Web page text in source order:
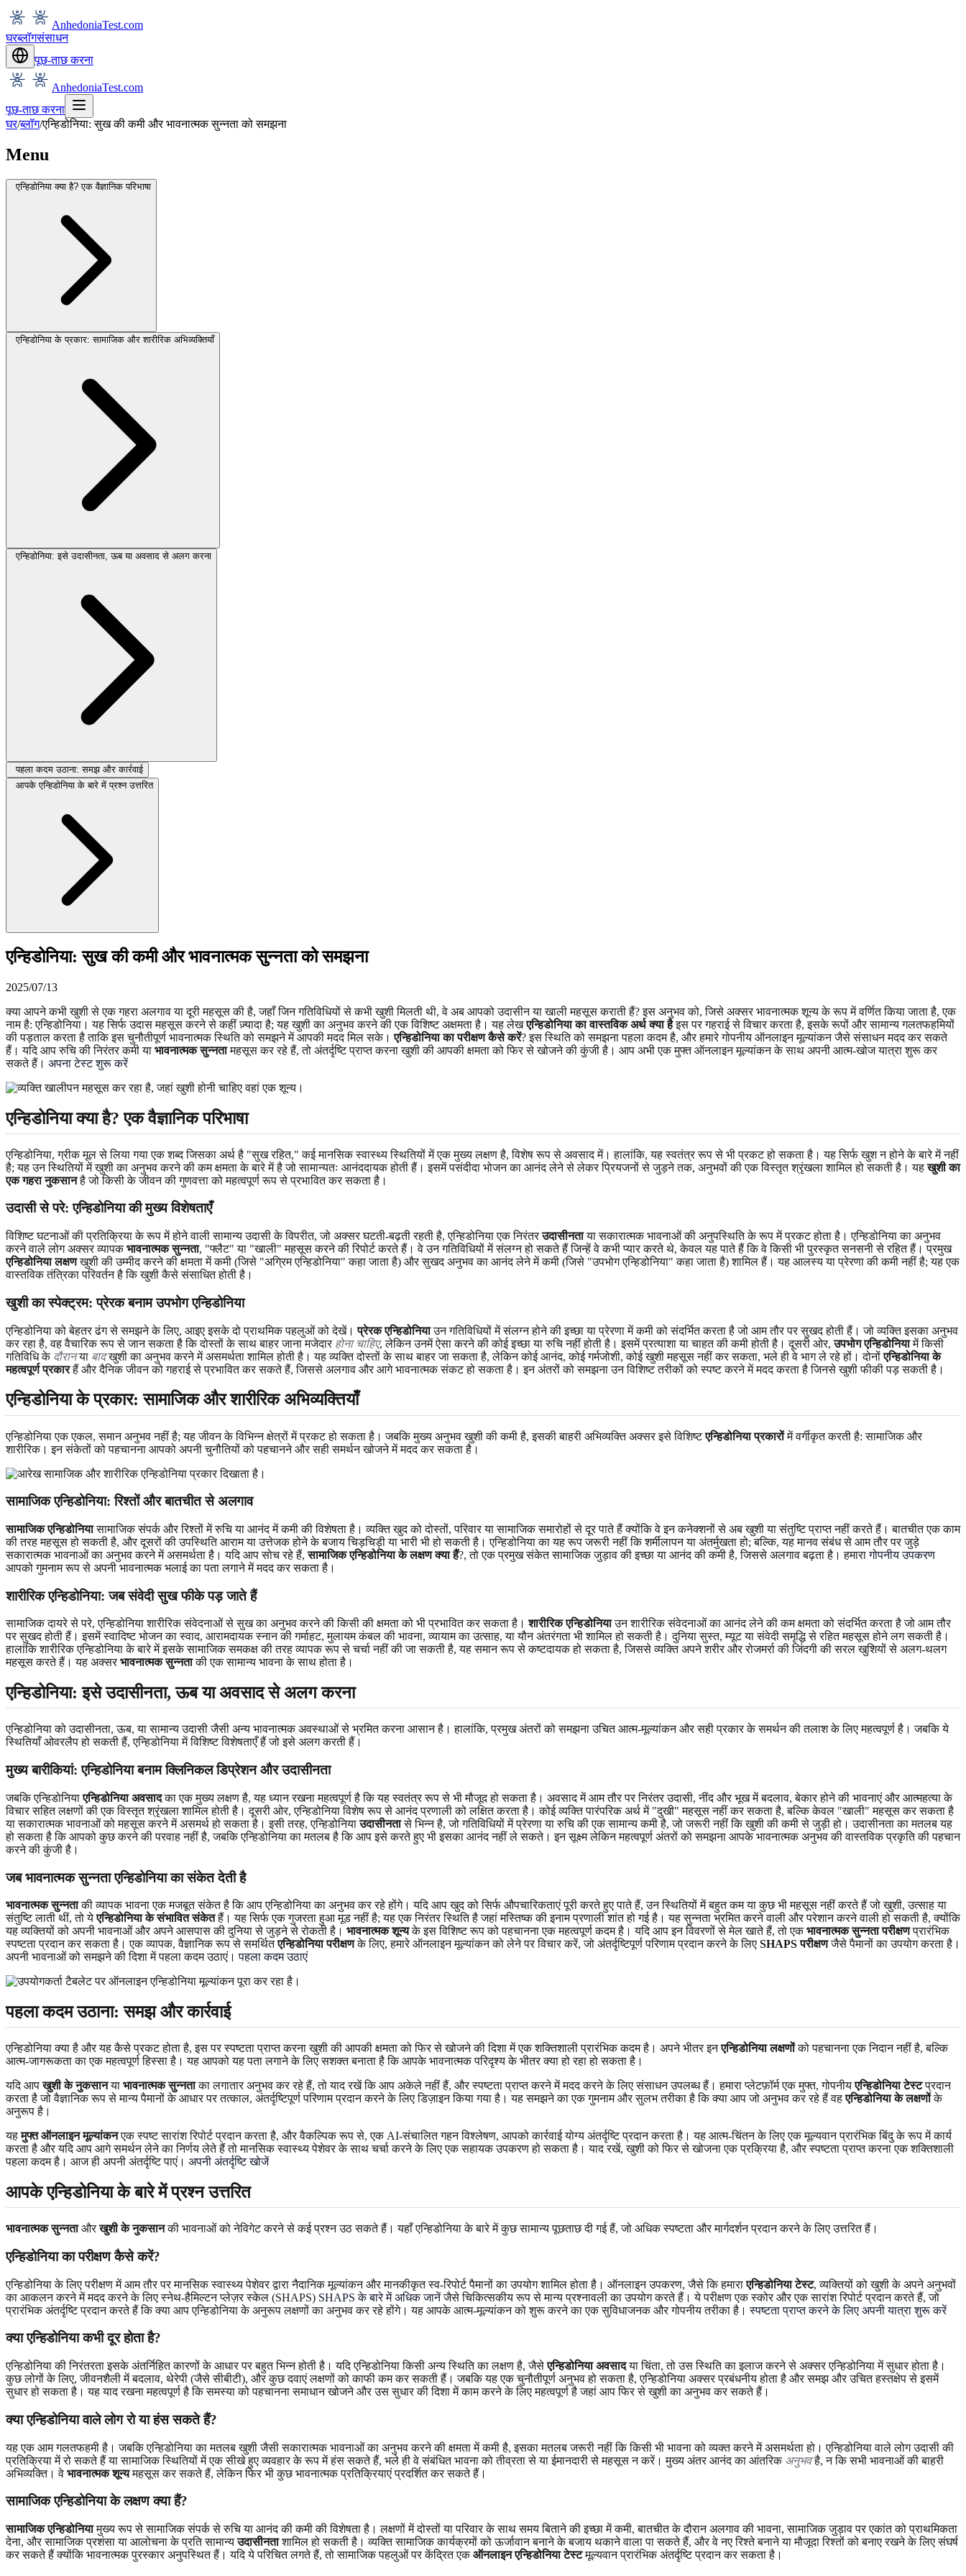
AnhedoniaTest.com
घरब्लॉगसंसाधन
पूछ-ताछ करना
AnhedoniaTest.com
पूछ-ताछ करना
घर/ब्लॉग/एन्हिडोनिया: सुख की कमी और भावनात्मक सुन्नता को समझना
Menu
एन्हिडोनिया क्या है? एक वैज्ञानिक परिभाषा
एन्हिडोनिया के प्रकार: सामाजिक और शारीरिक अभिव्यक्तियाँ
एन्हिडोनिया: इसे उदासीनता, ऊब या अवसाद से अलग करना
पहला कदम उठाना: समझ और कार्रवाई
आपके एन्हिडोनिया के बारे में प्रश्न उत्तरित
एन्हिडोनिया: सुख की कमी और भावनात्मक सुन्नता को समझना
2025/07/13
क्या आपने कभी खुशी से एक गहरा अलगाव या दूरी महसूस की है, जहाँ जिन गतिविधियों से कभी खुशी मिलती थी, वे अब आपको उदासीन या खाली महसूस कराती हैं? इस अनुभव को, जिसे अक्सर भावनात्मक शून्य के रूप में वर्णित किया जाता है, एक
नाम है: एन्हिडोनिया। यह सिर्फ उदास महसूस करने से कहीं ज़्यादा है; यह खुशी का अनुभव करने की एक विशिष्ट अक्षमता है। यह लेखएन्हिडोनिया का वास्तविक अर्थ क्या हैइस पर गहराई से विचार करता है, इसके रूपों और सामान्य गलतफहमियों
की पड़ताल करता है ताकि इस चुनौतीपूर्ण भावनात्मक स्थिति को समझने में आपकी मदद मिल सके।एन्हिडोनिया का परीक्षण कैसे करें? इस स्थिति को समझना पहला कदम है, और हमारे गोपनीय ऑनलाइन मूल्यांकन जैसे संसाधन मदद कर सकते
हैं। यदि आप रुचि की निरंतर कमी या भावनात्मक सुन्नतामहसूस कर रहे हैं, तो अंतर्दृष्टि प्राप्त करना खुशी की आपकी क्षमता को फिर से खोजने की कुंजी है। आप अभी एक मुफ्त ऑनलाइन मूल्यांकन के साथ अपनी आत्म-खोज यात्रा शुरू कर
सकते हैं। अपना टेस्ट शुरू करें
एन्हिडोनिया क्या है? एक वैज्ञानिक परिभाषा
एन्हिडोनिया, ग्रीक मूल से लिया गया एक शब्द जिसका अर्थ है "सुख रहित," कई मानसिक स्वास्थ्य स्थितियों में एक मुख्य लक्षण है, विशेष रूप से अवसाद में। हालांकि, यह स्वतंत्र रूप से भी प्रकट हो सकता है। यह सिर्फ खुश न होने के बारे में नहीं
है; यह उन स्थितियों में खुशी का अनुभव करने की कम क्षमता के बारे में है जो सामान्यतः आनंददायक होती हैं। इसमें पसंदीदा भोजन का आनंद लेने से लेकर प्रियजनों से जुड़ने तक, अनुभवों की एक विस्तृत श्रृंखला शामिल हो सकती है। यहखुशी का
एक गहरा नुकसानहै जो किसी के जीवन की गुणवत्ता को महत्वपूर्ण रूप से प्रभावित कर सकता है।
उदासी से परे: एन्हिडोनिया की मुख्य विशेषताएँ
विशिष्ट घटनाओं की प्रतिक्रिया के रूप में होने वाली सामान्य उदासी के विपरीत, जो अक्सर घटती-बढ़ती रहती है, एन्हिडोनिया एक निरंतरउदासीनताया सकारात्मक भावनाओं की अनुपस्थिति के रूप में प्रकट होता है। एन्हिडोनिया का अनुभव
करने वाले लोग अक्सर व्यापकभावनात्मक सुन्नता, "फ्लैट" या "खाली" महसूस करने की रिपोर्ट करते हैं। वे उन गतिविधियों में संलग्न हो सकते हैं जिन्हें वे कभी प्यार करते थे, केवल यह पाते हैं कि वे किसी भी पुरस्कृत सनसनी से रहित हैं। प्रमुख
एन्हिडोनिया लक्षणखुशी की उम्मीद करने की क्षमता में कमी (जिसे "अग्रिम एन्हिडोनिया" कहा जाता है) और सुखद अनुभव का आनंद लेने में कमी (जिसे "उपभोग एन्हिडोनिया" कहा जाता है) शामिल हैं। यह आलस्य या प्रेरणा की कमी नहीं है; यह एक
वास्तविक तंत्रिका परिवर्तन है कि खुशी कैसे संसाधित होती है।
खुशी का स्पेक्ट्रम: प्रेरक बनाम उपभोग एन्हिडोनिया
एन्हिडोनिया को बेहतर ढंग से समझने के लिए, आइए इसके दो प्राथमिक पहलुओं को देखें।प्रेरक एन्हिडोनियाउन गतिविधियों में संलग्न होने की इच्छा या प्रेरणा में कमी को संदर्भित करता है जो आम तौर पर सुखद होती हैं। जो व्यक्ति इसका अनुभव
कर रहा है, वह वैचारिक रूप से जान सकता है कि दोस्तों के साथ बाहर जाना मजेदार होना चाहिए, लेकिन उनमें ऐसा करने की कोई इच्छा या रुचि नहीं होती है। इसमें प्रत्याशा या चाहत की कमी होती है। दूसरी ओर,उपभोग एन्हिडोनियामें किसी
गतिविधि के दौरानया बादखुशी का अनुभव करने में असमर्थता शामिल होती है। यह व्यक्ति दोस्तों के साथ बाहर जा सकता है, लेकिन कोई आनंद, कोई गर्मजोशी, कोई खुशी महसूस नहीं कर सकता, भले ही वे भाग ले रहे हों। दोनोंएन्हिडोनिया के
महत्वपूर्ण प्रकारहैं और दैनिक जीवन को गहराई से प्रभावित कर सकते हैं, जिससे अलगाव और आगे भावनात्मक संकट हो सकता है। इन अंतरों को समझना उन विशिष्ट तरीकों को स्पष्ट करने में मदद करता है जिनसे खुशी फीकी पड़ सकती है।
एन्हिडोनिया के प्रकार: सामाजिक और शारीरिक अभिव्यक्तियाँ
एन्हिडोनिया एक एकल, समान अनुभव नहीं है; यह जीवन के विभिन्न क्षेत्रों में प्रकट हो सकता है। जबकि मुख्य अनुभव खुशी की कमी है, इसकी बाहरी अभिव्यक्ति अक्सर इसे विशिष्टएन्हिडोनिया प्रकारोंमें वर्गीकृत करती है: सामाजिक और
शारीरिक। इन संकेतों को पहचानना आपको अपनी चुनौतियों को पहचानने और सही समर्थन खोजने में मदद कर सकता है।
सामाजिक एन्हिडोनिया: रिश्तों और बातचीत से अलगाव
सामाजिक एन्हिडोनियासामाजिक संपर्क और रिश्तों में रुचि या आनंद में कमी की विशेषता है। व्यक्ति खुद को दोस्तों, परिवार या सामाजिक समारोहों से दूर पाते हैं क्योंकि वे इन कनेक्शनों से अब खुशी या संतुष्टि प्राप्त नहीं करते हैं। बातचीत एक काम
की तरह महसूस हो सकती है, और दूसरों की उपस्थिति आराम या उत्तेजक होने के बजाय चिड़चिड़ी या भारी भी हो सकती है। एन्हिडोनिया का यह रूप जरूरी नहीं कि शर्मीलापन या अंतर्मुखता हो; बल्कि, यह मानव संबंध से आम तौर पर जुड़े
सकारात्मक भावनाओं का अनुभव करने में असमर्थता है। यदि आप सोच रहे हैं,सामाजिक एन्हिडोनिया के लक्षण क्या हैं?, तो एक प्रमुख संकेत सामाजिक जुड़ाव की इच्छा या आनंद की कमी है, जिससे अलगाव बढ़ता है। हमारागोपनीय उपकरण
आपको गुमनाम रूप से अपनी भावनात्मक भलाई का पता लगाने में मदद कर सकता है।
शारीरिक एन्हिडोनिया: जब संवेदी सुख फीके पड़ जाते हैं
सामाजिक दायरे से परे, एन्हिडोनिया शारीरिक संवेदनाओं से सुख का अनुभव करने की किसी की क्षमता को भी प्रभावित कर सकता है।शारीरिक एन्हिडोनियाउन शारीरिक संवेदनाओं का आनंद लेने की कम क्षमता को संदर्भित करता है जो आम तौर
पर सुखद होती हैं। इसमें स्वादिष्ट भोजन का स्वाद, आरामदायक स्नान की गर्माहट, मुलायम कंबल की भावना, व्यायाम का उत्साह, या यौन अंतरंगता भी शामिल हो सकती है। दुनिया सुस्त, म्यूट या संवेदी समृद्धि से रहित महसूस होने लग सकती है।
हालांकि शारीरिक एन्हिडोनिया के बारे में इसके सामाजिक समकक्ष की तरह व्यापक रूप से चर्चा नहीं की जा सकती है, यह समान रूप से कष्टदायक हो सकता है, जिससे व्यक्ति अपने शरीर और रोजमर्रा की जिंदगी की सरल खुशियों से अलग-थलग
महसूस करते हैं। यह अक्सरभावनात्मक सुन्नताकी एक सामान्य भावना के साथ होता है।
एन्हिडोनिया: इसे उदासीनता, ऊब या अवसाद से अलग करना
एन्हिडोनिया को उदासीनता, ऊब, या सामान्य उदासी जैसी अन्य भावनात्मक अवस्थाओं से भ्रमित करना आसान है। हालांकि, प्रमुख अंतरों को समझना उचित आत्म-मूल्यांकन और सही प्रकार के समर्थन की तलाश के लिए महत्वपूर्ण है। जबकि ये
स्थितियाँ ओवरलैप हो सकती हैं, एन्हिडोनिया में विशिष्ट विशेषताएँ हैं जो इसे अलग करती हैं।
मुख्य बारीकियां: एन्हिडोनिया बनाम क्लिनिकल डिप्रेशन और उदासीनता
जबकि एन्हिडोनियाएन्हिडोनिया अवसादका एक मुख्य लक्षण है, यह ध्यान रखना महत्वपूर्ण है कि यह स्वतंत्र रूप से भी मौजूद हो सकता है। अवसाद में आम तौर पर निरंतर उदासी, नींद और भूख में बदलाव, बेकार होने की भावनाएं और आत्महत्या के
विचार सहित लक्षणों की एक विस्तृत श्रृंखला शामिल होती है। दूसरी ओर, एन्हिडोनिया विशेष रूप से आनंद प्रणाली को लक्षित करता है। कोई व्यक्ति पारंपरिक अर्थ में "दुखी" महसूस नहीं कर सकता है, बल्कि केवल "खाली" महसूस कर सकता है
या सकारात्मक भावनाओं को महसूस करने में असमर्थ हो सकता है। इसी तरह, एन्हिडोनियाउदासीनतासे भिन्न है, जो गतिविधियों में प्रेरणा या रुचि की एक सामान्य कमी है, जो जरूरी नहीं कि खुशी की कमी से जुड़ी हो। उदासीनता का मतलब यह
हो सकता है कि आपको कुछ करने की परवाह नहीं है, जबकि एन्हिडोनिया का मतलब है कि आप इसे करते हुए भी इसका आनंद नहीं ले सकते। इन सूक्ष्म लेकिन महत्वपूर्ण अंतरों को समझना आपके भावनात्मक अनुभव की वास्तविक प्रकृति की पहचान
करने की कुंजी है।
जब भावनात्मक सुन्नता एन्हिडोनिया का संकेत देती है
भावनात्मक सुन्नताकी व्यापक भावना एक मजबूत संकेत है कि आप एन्हिडोनिया का अनुभव कर रहे होंगे। यदि आप खुद को सिर्फ औपचारिकताएं पूरी करते हुए पाते हैं, उन स्थितियों में बहुत कम या कुछ भी महसूस नहीं करते हैं जो खुशी, उत्साह या
संतुष्टि लाती थीं, तो येएन्हिडोनिया के संभावित संकेतहैं। यह सिर्फ एक गुजरता हुआ मूड नहीं है; यह एक निरंतर स्थिति है जहां मस्तिष्क की इनाम प्रणाली शांत हो गई है। यह सुन्नता भ्रमित करने वाली और परेशान करने वाली हो सकती है, क्योंकि
यह व्यक्तियों को अपनी भावनाओं और अपने आसपास की दुनिया से जुड़ने से रोकती है। भावनात्मक शून्यके इस विशिष्ट रूप को पहचानना एक महत्वपूर्ण कदम है। यदि आप इन विवरणों से मेल खाते हैं, तो एकभावनात्मक सुन्नता परीक्षणप्रारंभिक
स्पष्टता प्रदान कर सकता है। एक व्यापक, वैज्ञानिक रूप से समर्थितएन्हिडोनिया परीक्षणके लिए, हमारे ऑनलाइन मूल्यांकन को लेने पर विचार करें, जो अंतर्दृष्टिपूर्ण परिणाम प्रदान करने के लिए SHAPS परीक्षणजैसे पैमानों का उपयोग करता है।
अपनी भावनाओं को समझने की दिशा में पहला कदम उठाएं।पहला कदम उठाएं
पहला कदम उठाना: समझ और कार्रवाई
एन्हिडोनिया क्या है और यह कैसे प्रकट होता है, इस पर स्पष्टता प्राप्त करना खुशी की आपकी क्षमता को फिर से खोजने की दिशा में एक शक्तिशाली प्रारंभिक कदम है। अपने भीतर इनएन्हिडोनिया लक्षणोंको पहचानना एक निदान नहीं है, बल्कि
आत्म-जागरूकता का एक महत्वपूर्ण हिस्सा है। यह आपको यह पता लगाने के लिए सशक्त बनाता है कि आपके भावनात्मक परिदृश्य के भीतर क्या हो रहा हो सकता है।
यदि आपखुशी के नुकसानया भावनात्मक सुन्नताका लगातार अनुभव कर रहे हैं, तो याद रखें कि आप अकेले नहीं हैं, और स्पष्टता प्राप्त करने में मदद करने के लिए संसाधन उपलब्ध हैं। हमारा प्लेटफ़ॉर्म एक मुफ्त, गोपनीयएन्हिडोनिया टेस्टप्रदान
करता है जो वैज्ञानिक रूप से मान्य पैमानों के आधार पर तत्काल, अंतर्दृष्टिपूर्ण परिणाम प्रदान करने के लिए डिज़ाइन किया गया है। यह समझने का एक गुमनाम और सुलभ तरीका है कि क्या आप जो अनुभव कर रहे हैं वहएन्हिडोनिया के लक्षणोंके
अनुरूप है।
यहमुफ्त ऑनलाइन मूल्यांकनएक स्पष्ट सारांश रिपोर्ट प्रदान करता है, और वैकल्पिक रूप से, एक AI-संचालित गहन विश्लेषण, आपको कार्रवाई योग्य अंतर्दृष्टि प्रदान करता है। यह आत्म-चिंतन के लिए एक मूल्यवान प्रारंभिक बिंदु के रूप में कार्य
करता है और यदि आप आगे समर्थन लेने का निर्णय लेते हैं तो मानसिक स्वास्थ्य पेशेवर के साथ चर्चा करने के लिए एक सहायक उपकरण हो सकता है। याद रखें, खुशी को फिर से खोजना एक प्रक्रिया है, और स्पष्टता प्राप्त करना एक शक्तिशाली
पहला कदम है। आज ही अपनी अंतर्दृष्टि पाएं। अपनी अंतर्दृष्टि खोजें
आपके एन्हिडोनिया के बारे में प्रश्न उत्तरित
भावनात्मक सुन्नताऔरखुशी के नुकसानकी भावनाओं को नेविगेट करने से कई प्रश्न उठ सकते हैं। यहाँ एन्हिडोनिया के बारे में कुछ सामान्य पूछताछ दी गई हैं, जो अधिक स्पष्टता और मार्गदर्शन प्रदान करने के लिए उत्तरित हैं।
एन्हिडोनिया का परीक्षण कैसे करें?
एन्हिडोनिया के लिए परीक्षण में आम तौर पर मानसिक स्वास्थ्य पेशेवर द्वारा नैदानिक ​​मूल्यांकन और मानकीकृत स्व-रिपोर्ट पैमानों का उपयोग शामिल होता है। ऑनलाइन उपकरण, जैसे कि हमाराएन्हिडोनिया टेस्ट, व्यक्तियों को खुशी के अपने अनुभवों
का आकलन करने में मदद करने के लिए स्नेथ-हैमिल्टन प्लेज़र स्केल (SHAPS) SHAPS के बारे में अधिक जानेंजैसे चिकित्सकीय रूप से मान्य प्रश्नावली का उपयोग करते हैं। ये परीक्षण एक स्कोर और एक सारांश रिपोर्ट प्रदान करते हैं, जो
प्रारंभिक अंतर्दृष्टि प्रदान करते हैं कि क्या आप एन्हिडोनिया के अनुरूप लक्षणों का अनुभव कर रहे होंगे। यह आपके आत्म-मूल्यांकन को शुरू करने का एक सुविधाजनक और गोपनीय तरीका है।स्पष्टता प्राप्त करने के लिए अपनी यात्रा शुरू करें
क्या एन्हिडोनिया कभी दूर होता है?
एन्हिडोनिया की निरंतरता इसके अंतर्निहित कारणों के आधार पर बहुत भिन्न होती है। यदि एन्हिडोनिया किसी अन्य स्थिति का लक्षण है, जैसेएन्हिडोनिया अवसादया चिंता, तो उस स्थिति का इलाज करने से अक्सर एन्हिडोनिया में सुधार होता है।
कुछ लोगों के लिए, जीवनशैली में बदलाव, थेरेपी (जैसे सीबीटी), और कुछ दवाएं लक्षणों को काफी कम कर सकती हैं। जबकि यह एक चुनौतीपूर्ण अनुभव हो सकता है, एन्हिडोनिया अक्सर प्रबंधनीय होता है और समझ और उचित हस्तक्षेप से इसमें
सुधार हो सकता है। यह याद रखना महत्वपूर्ण है कि समस्या को पहचानना समाधान खोजने और उस सुधार की दिशा में काम करने के लिए महत्वपूर्ण है जहां आप फिर से खुशी का अनुभव कर सकते हैं।
क्या एन्हिडोनिया वाले लोग रो या हंस सकते हैं?
यह एक आम गलतफहमी है। जबकि एन्हिडोनिया का मतलब खुशी जैसी सकारात्मक भावनाओं का अनुभव करने की क्षमता में कमी है, इसका मतलब जरूरी नहीं कि किसी भी भावना को व्यक्त करने में असमर्थता हो। एन्हिडोनिया वाले लोग उदासी की
प्रतिक्रिया में रो सकते हैं या सामाजिक स्थितियों में एक सीखे हुए व्यवहार के रूप में हंस सकते हैं, भले ही वे संबंधित भावना को तीव्रता से या ईमानदारी से महसूस न करें। मुख्य अंतर आनंद का आंतरिक अनुभवहै, न कि सभी भावनाओं की बाहरी
अभिव्यक्ति। वे भावनात्मक शून्यमहसूस कर सकते हैं, लेकिन फिर भी कुछ भावनात्मक प्रतिक्रियाएं प्रदर्शित कर सकते हैं।
सामाजिक एन्हिडोनिया के लक्षण क्या हैं?
सामाजिक एन्हिडोनियामुख्य रूप से सामाजिक संपर्क से रुचि या आनंद की कमी की विशेषता है। लक्षणों में दोस्तों या परिवार के साथ समय बिताने की इच्छा में कमी, बातचीत के दौरान अलगाव की भावना, सामाजिक जुड़ाव पर एकांत को प्राथमिकता
देना, और सामाजिक प्रशंसा या आलोचना के प्रति सामान्यउदासीनताशामिल हो सकती है। व्यक्ति सामाजिक कार्यक्रमों को ऊर्जावान बनाने के बजाय थकाने वाला पा सकते हैं, और वे नए रिश्ते बनाने या मौजूदा रिश्तों को बनाए रखने के लिए संघर्ष
कर सकते हैं क्योंकि भावनात्मक पुरस्कार अनुपस्थित हैं। यदि ये परिचित लगते हैं, तो सामाजिक पहलुओं पर केंद्रित एकऑनलाइन एन्हिडोनिया टेस्टमूल्यवान प्रारंभिक अंतर्दृष्टि प्रदान कर सकता है।